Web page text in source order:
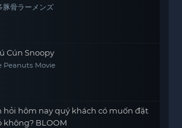
豚骨ラーメンズ
Cún Snoopy
Peanuts Movie
hỏi hôm nay quý khách có muốn đặt
không? BLOOM